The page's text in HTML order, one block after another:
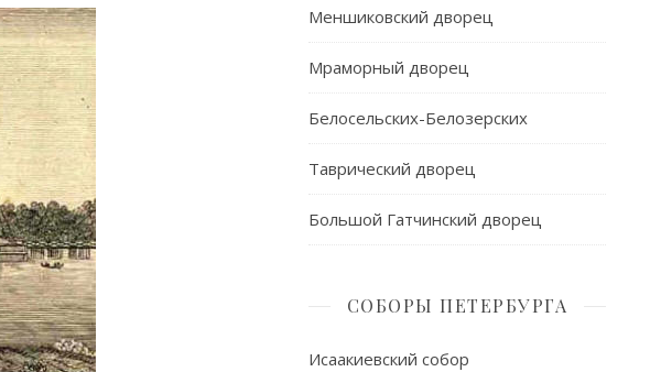
Меншиковский дворец
Мраморный дворец
Белосельских-Белозерских
Таврический дворец
Большой Гатчинский дворец
СОБОРЫ ПЕТЕРБУРГА
Исаакиевский собор